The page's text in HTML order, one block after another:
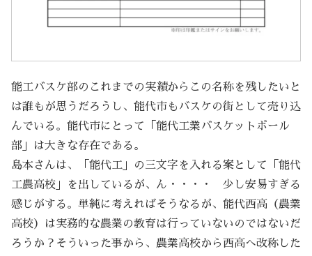
能工バスケ部のこれまでの実績からこの名称を残したいと
は誰もが思うだろうし、能代市もバスケの街として売り込
んでいる。能代市にとって「能代工業バスケットボール
部」は大きな存在である。
島本さんは、「能代工」の三文字を入れる案として「能代
工農高校」を出しているが、ん・・・・ 少し安易すぎる
感じがする。単純に考えればそうなるが、能代西高（農業
高校）は実務的な農業の教育は行っていないのではないだ
ろうか？そういった事から、農業高校から西高へ改称した